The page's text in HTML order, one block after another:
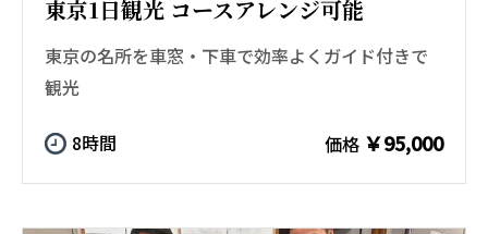
東京1日観光 コースアレンジ可能
東京の名所を車窓・下車で効率よくガイド付きで
観光
8時間 価格 ￥95,000